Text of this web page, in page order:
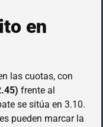
en
las cuotas, con
frente al
se sitúa en 3.10.
pueden marcar la